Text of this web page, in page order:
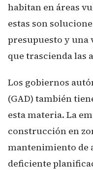
habitan en áreas
estas son
presupuesto y
que trascienda las
Los gobiernos
(GAD) también
esta materia. La
construcción en
mantenimiento de
deficiente